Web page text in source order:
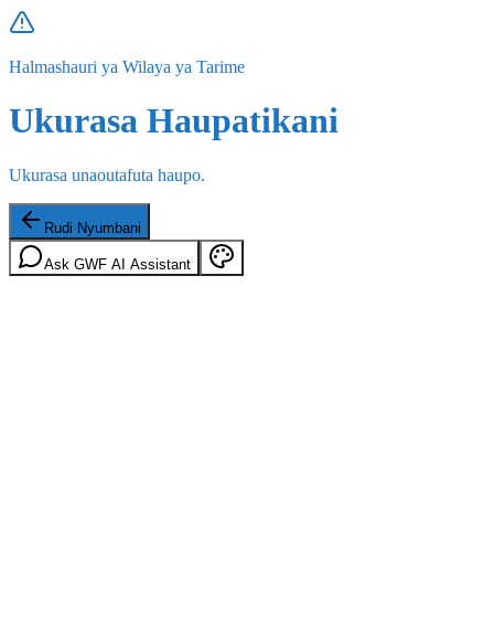
Halmashauri ya Wilaya ya Tarime
Ukurasa Haupatikani
Ukurasa unaoutafuta haupo.
Rudi Nyumbani
Ask GWF AI Assistant